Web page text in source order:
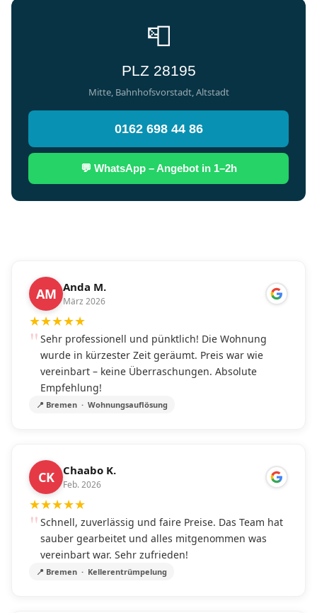
📮
PLZ 28195
Mitte, Bahnhofsvorstadt, Altstadt
0162 698 44 86
💬 WhatsApp – Angebot in 1–2h
AM Anda M.
März 2026
★★★★★
Sehr professionell und pünktlich! Die Wohnung
wurde in kürzester Zeit geräumt. Preis war wie
vereinbart – keine Überraschungen. Absolute
Empfehlung!
📍 Bremen · Wohnungsauflösung
CK Chaabo K.
Feb. 2026
★★★★★
Schnell, zuverlässig und faire Preise. Das Team hat
sauber gearbeitet und alles mitgenommen was
vereinbart war. Sehr zufrieden!
📍 Bremen · Kellerentrümpelung